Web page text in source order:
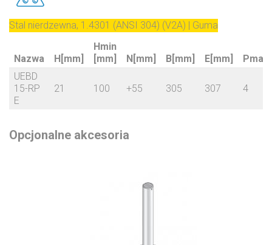
Stal nierdzewna, 1.4301 (ANSI 304) (V2A) | Guma
Nazwa H[mm]
Hmin
[mm]
N[mm] B[mm] E[mm]
UEBD
15-RP
E
21 100 +55 305 307 4
Opcjonalne akcesoria